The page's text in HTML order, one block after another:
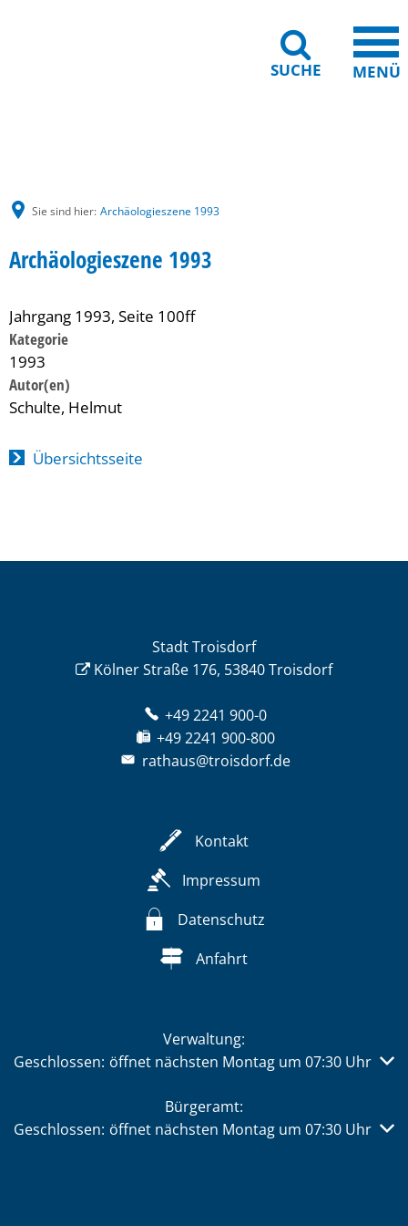
SUCHE MENÜ
Sie sind hier: Archäologieszene 1993
Archäologieszene 1993
Jahrgang 1993, Seite 100ff
Kategorie
1993
Schulte, Helmut
Übersichtsseite
Stadt Troisdorf
Kölner Straße 176, 53840 Troisdorf
+49 2241 900-0
+49 2241 900-800
rathaus@troisdorf.de
Kontakt
Impressum
Datenschutz
Anfahrt
Verwaltung:
Klicken, um weitere Öffnungs- oder Schließzeiten
Geschlossen: öffnet nächsten Montag um 07:30 Uhr
Bürgeramt:
Klicken, um weitere Öffnungs- oder Schließzeiten
Geschlossen: öffnet nächsten Montag um 07:30 Uhr